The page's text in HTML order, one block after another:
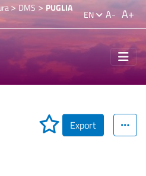
>DMS > PUGLIA
EN A- A+
Export